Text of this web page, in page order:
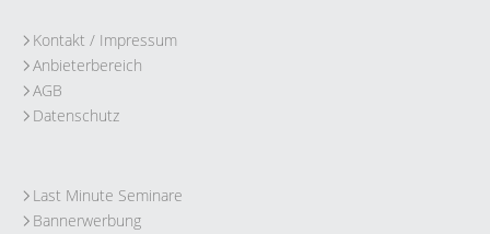
Kontakt / Impressum
Anbieterbereich
AGB
Datenschutz
Last Minute Seminare
Bannerwerbung